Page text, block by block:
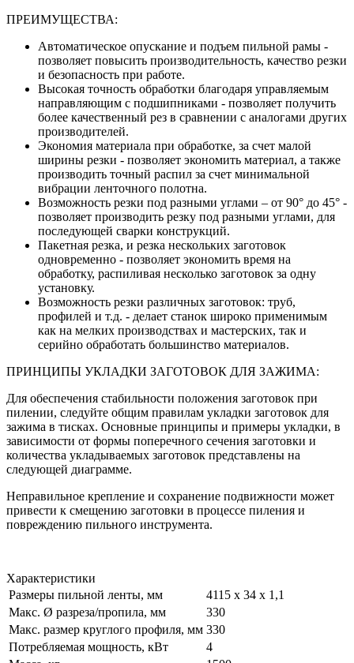
ПРЕИМУЩЕСТВА:
Автоматическое опускание и подъем пильной рамы -
позволяет повысить производительность, качество резки
и безопасность при работе.
Высокая точность обработки благодаря управляемым
направляющим с подшипниками - позволяет получить
более качественный рез в сравнении с аналогами других
производителей.
Экономия материала при обработке, за счет малой
ширины резки - позволяет экономить материал, а также
производить точный распил за счет минимальной
вибрации ленточного полотна.
Возможность резки под разными углами – от 90° до 45° -
позволяет производить резку под разными углами, для
последующей сварки конструкций.
Пакетная резка, и резка нескольких заготовок
одновременно - позволяет экономить время на
обработку, распиливая несколько заготовок за одну
установку.
Возможность резки различных заготовок: труб,
профилей и т.д. - делает станок широко применимым
как на мелких производствах и мастерских, так и
серийно обработать большинство материалов.
ПРИНЦИПЫ УКЛАДКИ ЗАГОТОВОК ДЛЯ ЗАЖИМА:
Для обеспечения стабильности положения заготовок при
пилении, следуйте общим правилам укладки заготовок для
зажима в тисках. Основные принципы и примеры укладки, в
зависимости от формы поперечного сечения заготовки и
количества укладываемых заготовок представлены на
следующей диаграмме.
Неправильное крепление и сохранение подвижности может
привести к смещению заготовки в процессе пиления и
повреждению пильного инструмента.
Характеристики
Размеры пильной ленты, мм
4115 х 34 х 1,1
Макс. Ø разреза/пропила, мм
330
Макс. размер круглого профиля, мм 330
Потребляемая мощность, кВт
4